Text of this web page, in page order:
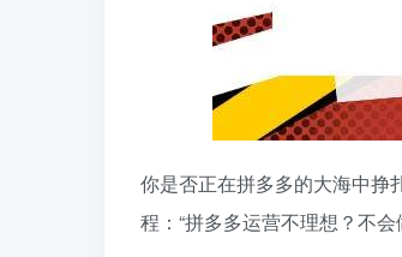
你是否正在拼多多的大海中挣
程：“拼多多运营不理想？不会